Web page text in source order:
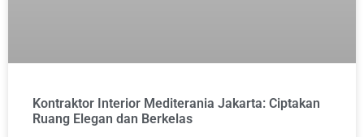
Kontraktor Interior Mediterania Jakarta: Ciptakan
Ruang Elegan dan Berkelas